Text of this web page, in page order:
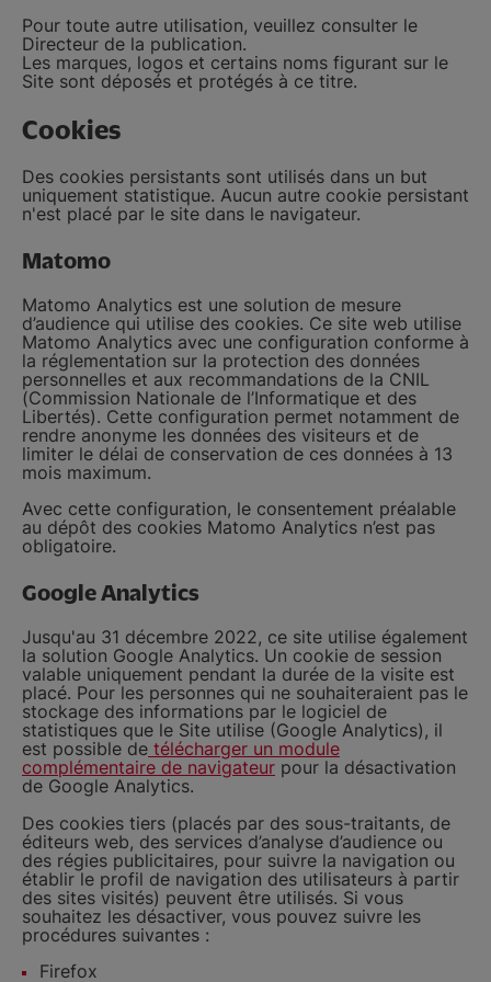
Pour toute autre utilisation, veuillez consulter le
Directeur de la publication.
Les marques, logos et certains noms figurant sur le
Site sont déposés et protégés à ce titre.
Cookies
Des cookies persistants sont utilisés dans un but
uniquement statistique. Aucun autre cookie persistant
n'est placé par le site dans le navigateur.
Matomo
Matomo Analytics est une solution de mesure
d’audience qui utilise des cookies. Ce site web utilise
Matomo Analytics avec une configuration conforme à
la réglementation sur la protection des données
personnelles et aux recommandations de la CNIL
(Commission Nationale de l’Informatique et des
Libertés). Cette configuration permet notamment de
rendre anonyme les données des visiteurs et de
limiter le délai de conservation de ces données à 13
mois maximum.
Avec cette configuration, le consentement préalable
au dépôt des cookies Matomo Analytics n’est pas
obligatoire.
Google Analytics
Jusqu'au 31 décembre 2022, ce site utilise également
la solution Google Analytics. Un cookie de session
valable uniquement pendant la durée de la visite est
placé. Pour les personnes qui ne souhaiteraient pas le
stockage des informations par le logiciel de
statistiques que le Site utilise (Google Analytics), il
est possible de télécharger un module
complémentaire de navigateur pour la désactivation
de Google Analytics.
Des cookies tiers (placés par des sous-traitants, de
éditeurs web, des services d’analyse d’audience ou
des régies publicitaires, pour suivre la navigation ou
établir le profil de navigation des utilisateurs à partir
des sites visités) peuvent être utilisés. Si vous
souhaitez les désactiver, vous pouvez suivre les
procédures suivantes :
Firefox